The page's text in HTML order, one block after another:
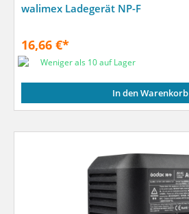
walimex Ladegerät NP-F
16,66 €*
Weniger als 10 auf Lager
In den Warenkorb